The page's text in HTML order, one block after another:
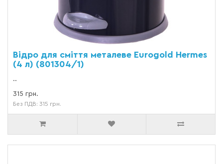
Відро для сміття металеве Eurogold Hermes
(4 л) (801304/1)
..
315 грн.
Без ПДВ: 315 грн.